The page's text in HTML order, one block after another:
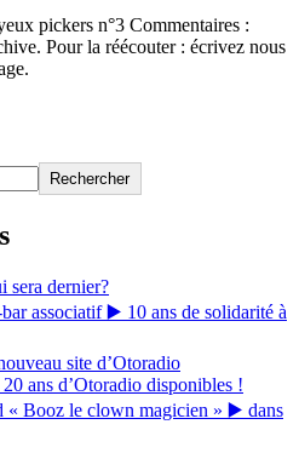
pickers n°3 Commentaires :
Pour la réécouter : écrivez nous
Rechercher
sera dernier?
associatif ▶️ 10 ans de solidarité à
site d’Otoradio
ans d’Otoradio disponibles !
« Booz le clown magicien » ▶️ dans